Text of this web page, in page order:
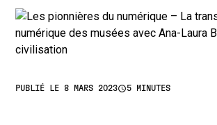
PUBLIÉ LE 8 MARS 2023access_time5 MINUTES